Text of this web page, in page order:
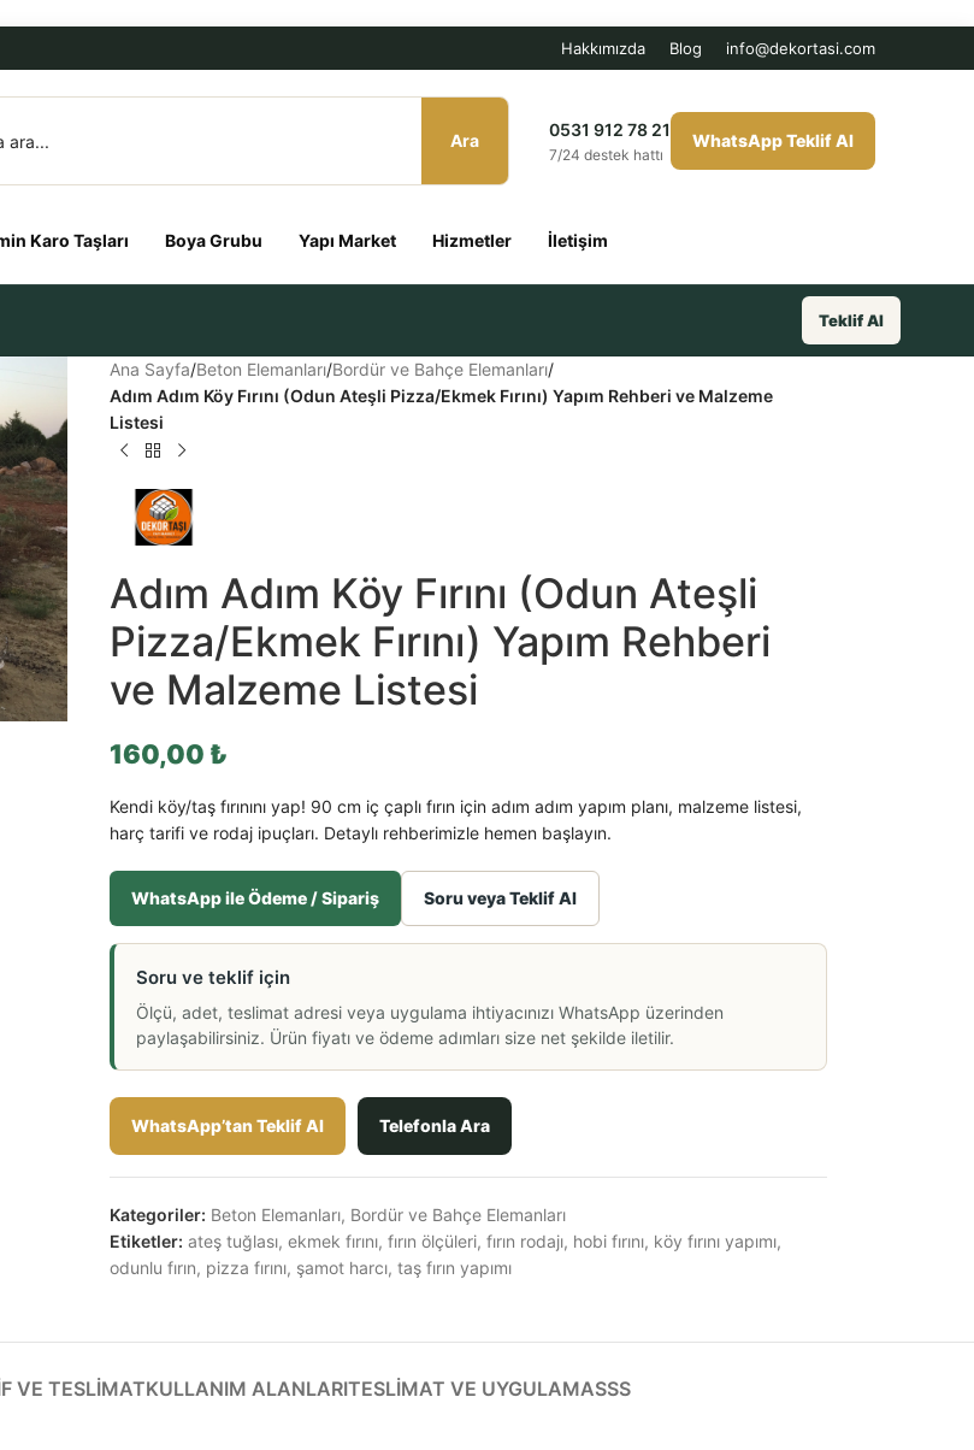
Hakkımızda Blog info@dekortasi.com
Ara
0531 912 78 21
7/24 destek hattı
WhatsApp Teklif Al
Karo Taşları Boya Grubu Yapı Market Hizmetler İletişim
Teklif Al
Ana Sayfa/Beton Elemanları/Bordür ve Bahçe Elemanları/
Adım Adım Köy Fırını (Odun Ateşli Pizza/Ekmek Fırını) Yapım Rehberi ve Malzeme
Listesi
Adım Adım Köy Fırını (Odun Ateşli
Pizza/Ekmek Fırını) Yapım Rehberi
ve Malzeme Listesi
160,00 ₺
Kendi köy/taş fırınını yap! 90 cm iç çaplı fırın için adım adım yapım planı, malzeme listesi,
harç tarifi ve rodaj ipuçları. Detaylı rehberimizle hemen başlayın.
WhatsApp ile Ödeme / Sipariş Soru veya Teklif Al
Soru ve teklif için
Ölçü, adet, teslimat adresi veya uygulama ihtiyacınızı WhatsApp üzerinden
paylaşabilirsiniz. Ürün fiyatı ve ödeme adımları size net şekilde iletilir.
WhatsApp’tan Teklif Al Telefonla Ara
Kategoriler: Beton Elemanları, Bordür ve Bahçe Elemanları
Etiketler: ateş tuğlası, ekmek fırını, fırın ölçüleri, fırın rodajı, hobi fırını, köy fırını yapımı,
odunlu fırın, pizza fırını, şamot harcı, taş fırın yapımı
VE TESLIMATKULLANIM ALANLARITESLIMAT VE UYGULAMASSS